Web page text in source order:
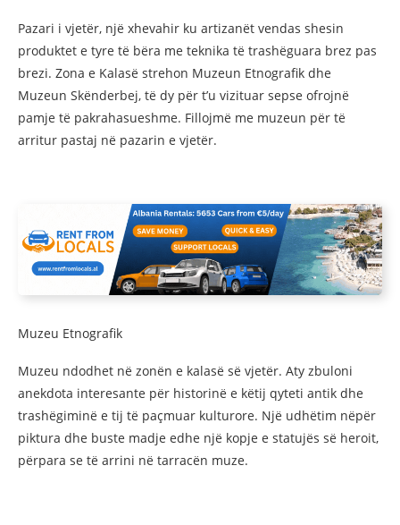
Pazari i vjetër, një xhevahir ku artizanët vendas shesin
produktet e tyre të bëra me teknika të trashëguara brez pas
brezi. Zona e Kalasë strehon Muzeun Etnografik dhe
Muzeun Skënderbej, të dy për t’u vizituar sepse ofrojnë
pamje të pakrahasueshme. Fillojmë me muzeun për të
arritur pastaj në pazarin e vjetër.
Muzeu Etnografik
Muzeu ndodhet në zonën e kalasë së vjetër. Aty zbuloni
anekdota interesante për historinë e këtij qyteti antik dhe
trashëgiminë e tij të paçmuar kulturore. Një udhëtim nëpër
piktura dhe buste madje edhe një kopje e statujës së heroit,
përpara se të arrini në tarracën muze.